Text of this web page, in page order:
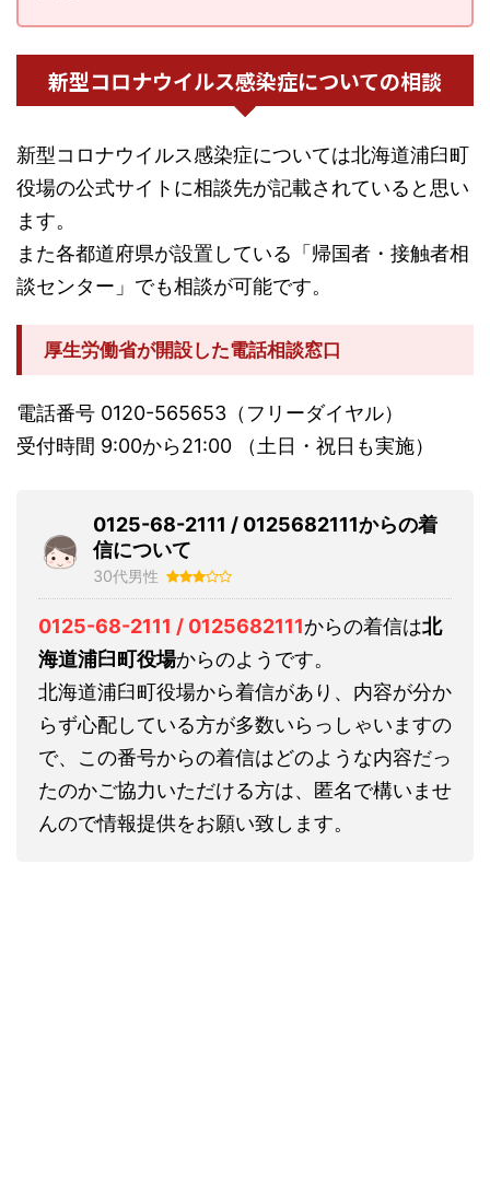
新型コロナウイルス感染症についての相談
新型コロナウイルス感染症については北海道浦臼町
役場の公式サイトに相談先が記載されていると思い
ます。
また各都道府県が設置している「帰国者・接触者相
談センター」でも相談が可能です。
厚生労働省が開設した電話相談窓口
電話番号 0120-565653（フリーダイヤル）
受付時間 9:00から21:00 （土日・祝日も実施）
0125-68-2111 / 0125682111からの着
信について
30代男性
0125-68-2111 / 0125682111からの着信は北
海道浦臼町役場からのようです。
北海道浦臼町役場から着信があり、内容が分か
らず心配している方が多数いらっしゃいますの
で、この番号からの着信はどのような内容だっ
たのかご協力いただける方は、匿名で構いませ
んので情報提供をお願い致します。